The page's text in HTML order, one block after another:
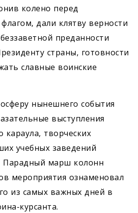
колено перед
дали клятву верности
преданности
страны, готовности
славные воинские
нынешнего события
выступления
творческих
учебных заведений
Парадный марш колонн
мероприятия ознаменовал
из самых важных дней в
курсанта.